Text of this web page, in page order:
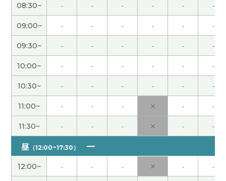
上节课那天特别闷热，不过昨天来了个台风🌀，下
了很大的雨，气温也一下子就降下了，最高气温只
有20度。我还淋成了落汤鸡(⁠T⁠ T⁠) 下次见〜〜
謝謝老師!!( 20代 男性 )
発音解説ありがとうございました。ラスボスの鼻
母音をクリアしたいと思います。下次见！( 50代
男性 )
謝謝老師！( 20代 男性 )
謝謝老師！( 20代 男性 )
08:30~ - - - - - -
09:00~ - - - - - -
09:30~ - - - - - -
10:00~ - - - - - -
10:30~ - - - - - -
11:00~ - - - × - -
11:30~ - - - × - -
昼 （12:00~17:30）
12:00~ - - - × - -